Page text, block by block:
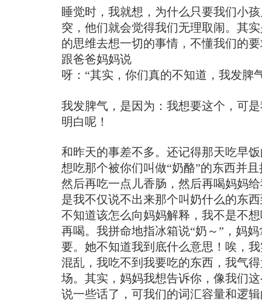
睡觉时，我就想，为什么只要我们小
突，他们就会觉得我们无理取闹。其
的思维去想一切的事情，不懂我们的
跟爸爸妈妈说
呀：“其实，你们真的不知道，我发脾
我发脾气，是因为：我想要这个，可
明白呢！
和昨天的事差不多。还记得那天吃早
想吃那个被你们叫做“奶酪”的东西并
然后再吃一点儿香肠，然后再喝妈妈
是我不仅说不出来那个叫奶什么的东
不知道该怎么向妈妈解释，我不是不
再喝。我拼命地指冰箱说“奶～”，妈
要。她不知道我到底什么意思！唉，
混乱，我吃不到我要吃的东西，我气
场。其实，妈妈我想告诉你，像我们
说一些话了，可我们的词汇容量和逻